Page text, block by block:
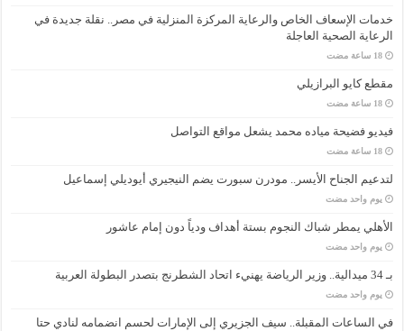
خدمات الإسعاف الخاص والرعاية المركزة المنزلية في مصر.. نقلة جديدة في
الرعاية الصحية العاجلة
‏18 ساعة مضت
مقطع كايو البرازيلي
‏18 ساعة مضت
فيديو فضيحة مياده محمد يشعل مواقع التواصل
‏18 ساعة مضت
لتدعيم الجناح الأيسر.. مودرن سبورت يضم النيجيري أيوديلي إسماعيل
‏يوم واحد مضت
الأهلي يمطر شباك النجوم بستة أهداف ودياً دون إمام عاشور
‏يوم واحد مضت
بـ 34 ميدالية.. وزير الرياضة يهنيء اتحاد الشطرنج بتصدر البطولة العربية
‏يوم واحد مضت
في الساعات المقبلة.. سيف الجزيري إلى الإمارات لحسم انضمامه لنادي حتا